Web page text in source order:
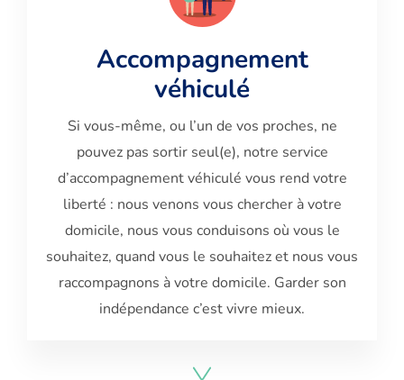
Accompagnement
véhiculé
Si vous-même, ou l’un de vos proches, ne
pouvez pas sortir seul(e), notre service
d’accompagnement véhiculé vous rend votre
liberté : nous venons vous chercher à votre
domicile, nous vous conduisons où vous le
souhaitez, quand vous le souhaitez et nous vous
raccompagnons à votre domicile. Garder son
indépendance c’est vivre mieux.